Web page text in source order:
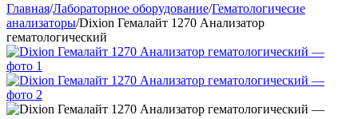
Главная/Лабораторное оборудование/Гематологичесие
анализаторы/Dixion Гемалайт 1270 Анализатор
гематологический